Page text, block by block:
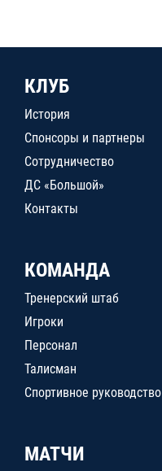
КЛУБ
История
Спонсоры и партнеры
Сотрудничество
ДС «Большой»
Контакты
КОМАНДА
Тренерский штаб
Игроки
Персонал
Талисман
Спортивное руководство
МАТЧИ